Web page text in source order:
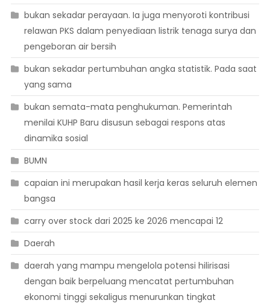
bukan sekadar perayaan. Ia juga menyoroti kontribusi
relawan PKS dalam penyediaan listrik tenaga surya dan
pengeboran air bersih
bukan sekadar pertumbuhan angka statistik. Pada saat
yang sama
bukan semata-mata penghukuman. Pemerintah
menilai KUHP Baru disusun sebagai respons atas
dinamika sosial
BUMN
capaian ini merupakan hasil kerja keras seluruh elemen
bangsa
carry over stock dari 2025 ke 2026 mencapai 12
Daerah
daerah yang mampu mengelola potensi hilirisasi
dengan baik berpeluang mencatat pertumbuhan
ekonomi tinggi sekaligus menurunkan tingkat